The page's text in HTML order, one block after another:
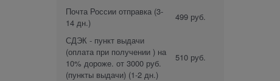
Почта России отправка (3-
14 дн.)
499 руб.
СДЭК - пункт выдачи
(оплата при получении ) на
10% дороже. от 3000 руб.
(пункты выдачи) (1-2 дн.)
510 руб.